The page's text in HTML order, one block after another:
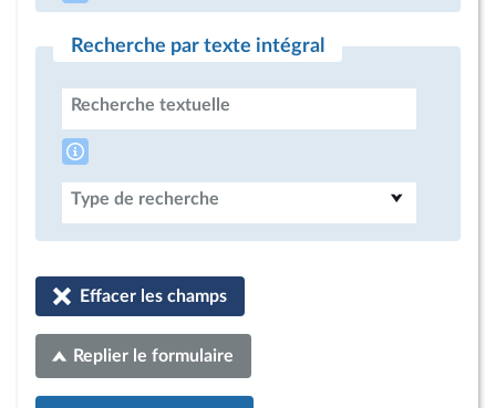
Recherche par texte intégral
Recherche textuelle
Type de recherche
Effacer les champs
Replier le formulaire